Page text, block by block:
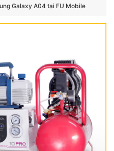
Galaxy A04 tại FU Mobile